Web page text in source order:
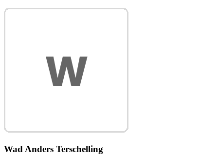
Wad Anders Terschelling